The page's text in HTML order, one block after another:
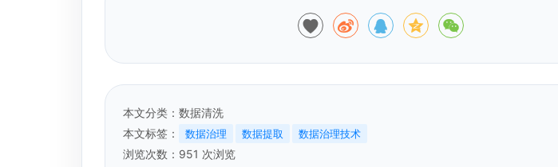
本文分类： 数据清洗
本文标签：
数据治理 数据提取 数据治理技术
浏览次数： 951 次浏览